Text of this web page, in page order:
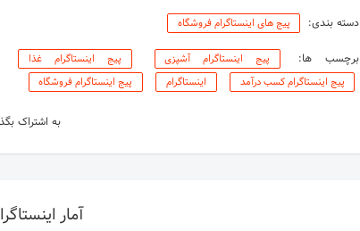
دسته بندی: پیج های اینستاگرام فروشگاه
برچسب ها: پیج اینستاگرام آشپزی پیج اینستاگرام غذا
پیج اینستاگرام کسب درآمد
اینستاگرام پیج اینستاگرام فروشگاه
به اشتراک
آمار